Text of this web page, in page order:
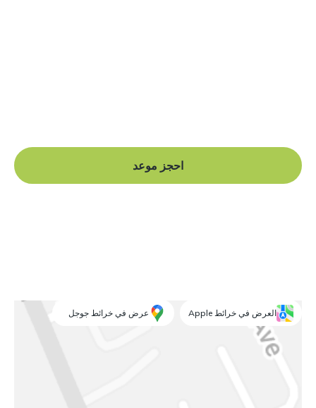
احجز موعد
العرض في خرائط Apple عرض في خرائط جوجل